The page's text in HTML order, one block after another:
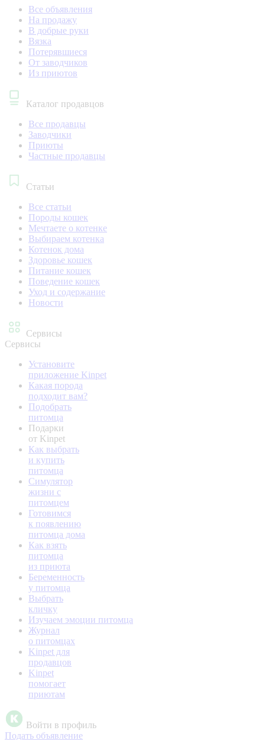
Все объявления
На продажу
В добрые руки
Вязка
Потерявшиеся
От заводчиков
Из приютов
Каталог продавцов
Все продавцы
Заводчики
Приюты
Частные продавцы
Статьи
Все статьи
Породы кошек
Мечтаете о котенке
Выбираем котенка
Котенок дома
Здоровье кошек
Питание кошек
Поведение кошек
Уход и содержание
Новости
Сервисы
Сервисы
Установите
приложение Kinpet
Какая порода
подходит вам?
Подобрать
питомца
Подарки
от Kinpet
Как выбрать
и купить
питомца
Симулятор
жизни с
питомцем
Готовимся
к появлению
питомца дома
Как взять
питомца
из приюта
Беременность
у питомца
Выбрать
кличку
Изучаем эмоции питомца
Журнал
о питомцах
Kinpet для
продавцов
Kinpet
помогает
приютам
Войти в профиль
Подать объявление